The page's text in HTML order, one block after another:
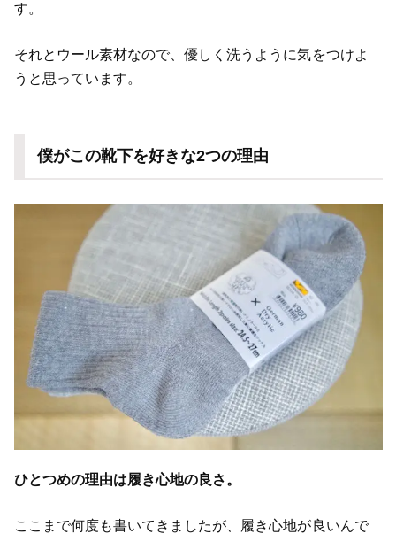
す。
それとウール素材なので、優しく洗うように気をつけよ
うと思っています。
僕がこの靴下を好きな2つの理由
ひとつめの理由は履き心地の良さ。
ここまで何度も書いてきましたが、履き心地が良いんで